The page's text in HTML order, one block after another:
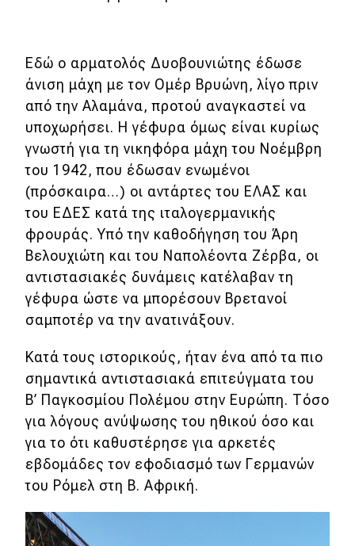
Εδώ ο αρματολός Δυοβουνιώτης έδωσε
άνιση μάχη με τον Ομέρ Βρυώνη, λίγο πριν
από την Αλαμάνα, προτού αναγκαστεί να
υποχωρήσει. Η γέφυρα όμως είναι κυρίως
γνωστή για τη νικηφόρα μάχη του Νοέμβρη
του 1942, που έδωσαν ενωμένοι
(πρόσκαιρα…) οι αντάρτες του ΕΛΑΣ και
του ΕΔΕΣ κατά της ιταλογερμανικής
φρουράς. Υπό την καθοδήγηση του Άρη
Βελουχιώτη και του Ναπολέοντα Ζέρβα, οι
αντιστασιακές δυνάμεις κατέλαβαν τη
γέφυρα ώστε να μπορέσουν Βρετανοί
σαμποτέρ να την ανατινάξουν.
Κατά τους ιστορικούς, ήταν ένα από τα πιο
σημαντικά αντιστασιακά επιτεύγματα του
Β’ Παγκοσμίου Πολέμου στην Ευρώπη. Τόσο
για λόγους ανύψωσης του ηθικού όσο και
για το ότι καθυστέρησε για αρκετές
εβδομάδες τον εφοδιασμό των Γερμανών
του Ρόμελ στη Β. Αφρική.